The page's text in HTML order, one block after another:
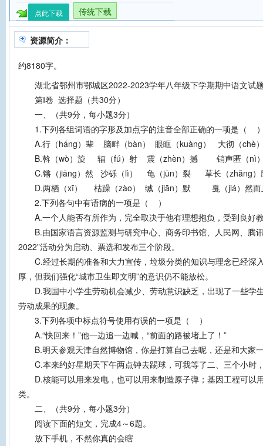
点此下载 传统下载
资源简介：
约8180字。
湖北省鄂州市鄂城区2022-2023学年八年级下学期期中语文试
第Ⅰ卷 选择题（共30分）
一、（共9分，每小题3分）
1.下列各组词语的字形及加点字的注音全部正确的一项是（
A.行（háng）辈 脑畔（bàn） 眼眶（kuàng） 大彻（chè
B.斡（wò）旋 辐（fú）射 震（zhèn）撼 销声匿（nì
C.锵（jiāng）然 沙砾（lì） 龟（jūn）裂 草长（zhǎng）
D.两栖（xī） 枯躁（zào） 缄（jiān）默 戛（jiá）然而
2.下列各句中有语病的一项是（ ）
A.一个人能否有所作为，完全取决于他有理想抱负，受到良好
B.由国家语言资源监测与研究中心、商务印书馆、人民网、腾
2022”活动分为启动、票选和发布三个阶段。
C.经过长期的准备和大力宣传，垃圾分类的知识与理念已经深
厚，但我们强化“城市卫生即文明”的意识仍不能放松。
D.我国中小学生劳动机会减少、劳动意识缺乏，出现了一些学
劳动成果的现象。
3.下列各项中标点符号使用有误的一项是（ ）
A.“快回来！”他一边追一边喊，“前面的路被堵上了！”
B.明天参观天津自然博物馆，你是打算自己去呢，还是和大家
C.本来约好星期天下午两点钟去踢球，可我等了二、三个小时
D.核能可以用来发电，也可以用来制造原子弹；基因工程可以
类。
二、（共9分，每小题3分）
阅读下面的短文，完成4～6题。
放下手机，不然你真的会瞎